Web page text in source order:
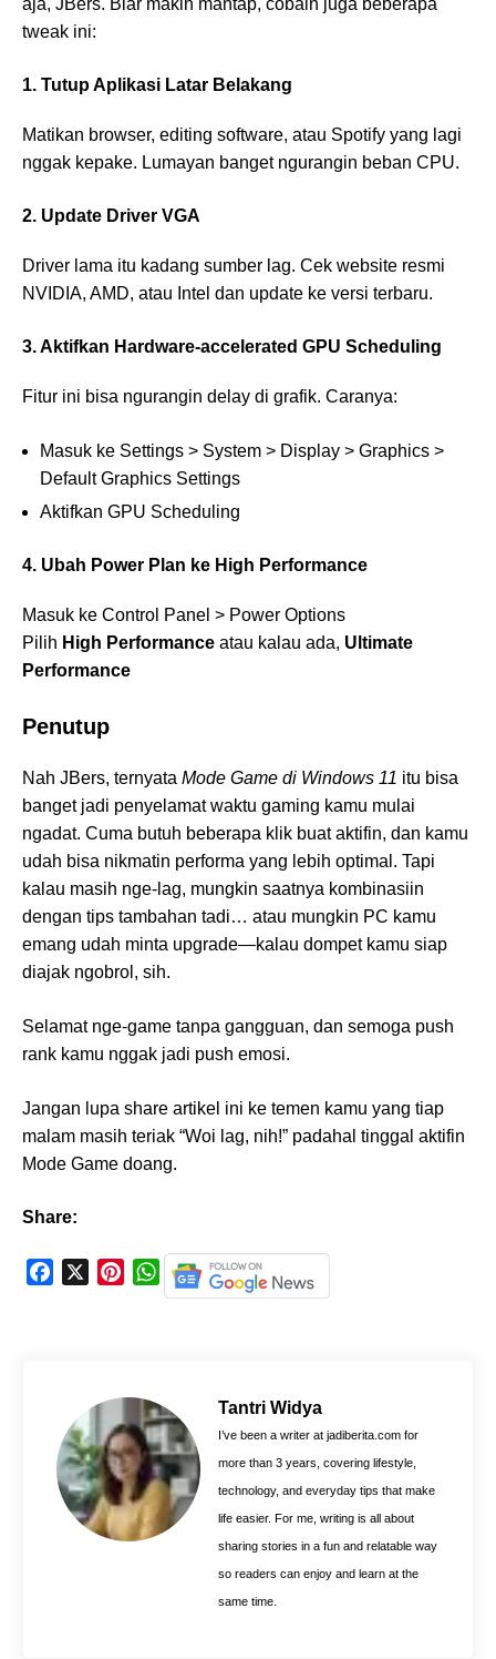
aja, JBers. Biar makin mantap, cobain juga beberapa
tweak ini:
1. Tutup Aplikasi Latar Belakang
Matikan browser, editing software, atau Spotify yang lagi
nggak kepake. Lumayan banget ngurangin beban CPU.
2. Update Driver VGA
Driver lama itu kadang sumber lag. Cek website resmi
NVIDIA, AMD, atau Intel dan update ke versi terbaru.
3. Aktifkan Hardware-accelerated GPU Scheduling
Fitur ini bisa ngurangin delay di grafik. Caranya:
Masuk ke Settings > System > Display > Graphics >
Default Graphics Settings
Aktifkan GPU Scheduling
4. Ubah Power Plan ke High Performance
Masuk ke Control Panel > Power Options
Pilih High Performance atau kalau ada, Ultimate
Performance
Penutup
Nah JBers, ternyata Mode Game di Windows 11 itu bisa
banget jadi penyelamat waktu gaming kamu mulai
ngadat. Cuma butuh beberapa klik buat aktifin, dan kamu
udah bisa nikmatin performa yang lebih optimal. Tapi
kalau masih nge-lag, mungkin saatnya kombinasiin
dengan tips tambahan tadi… atau mungkin PC kamu
emang udah minta upgrade—kalau dompet kamu siap
diajak ngobrol, sih.
Selamat nge-game tanpa gangguan, dan semoga push
rank kamu nggak jadi push emosi.
Jangan lupa share artikel ini ke temen kamu yang tiap
malam masih teriak “Woi lag, nih!” padahal tinggal aktifin
Mode Game doang.
Share:
k
e
s
t
W
h
A
p
p
Tantri Widya
I’ve been a writer at jadiberita.com for
more than 3 years, covering lifestyle,
technology, and everyday tips that make
life easier. For me, writing is all about
sharing stories in a fun and relatable way
so readers can enjoy and learn at the
same time.